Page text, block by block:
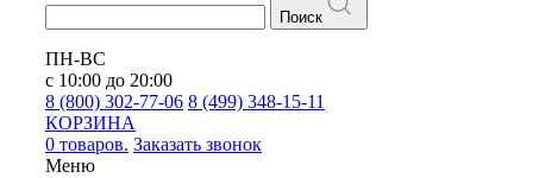
Поиск
ПН-ВС
с 10:00 до 20:00
8 (800) 302-77-06 8 (499) 348-15-11
КОРЗИНА
0 товаров. Заказать звонок
Меню